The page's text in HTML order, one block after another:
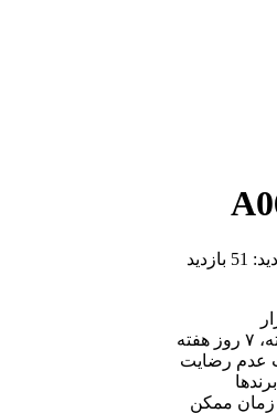
51 بازدید
عدم رضایت
زمان ممکن